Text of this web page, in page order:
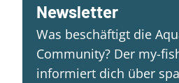
Newsletter
Was beschäftigt die
Community? Der my-
informiert dich über